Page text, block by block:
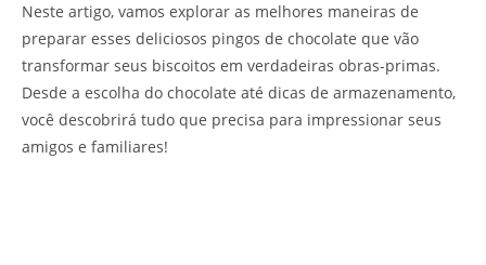
Neste artigo, vamos explorar as melhores maneiras de
preparar esses deliciosos pingos de chocolate que vão
transformar seus biscoitos em verdadeiras obras-primas.
Desde a escolha do chocolate até dicas de armazenamento,
você descobrirá tudo que precisa para impressionar seus
amigos e familiares!